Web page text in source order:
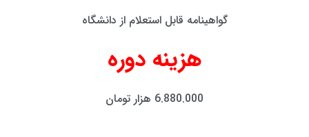
گواهینامه قابل استعلام از دانشگاه
هزینه دوره
6.880.000 هزار تومان